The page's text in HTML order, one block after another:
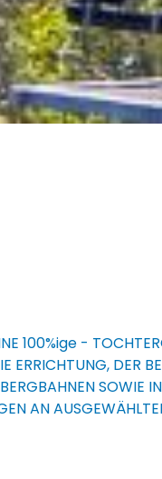
100%ige -
ERRICHTUNG, DER
SOWIE
AN